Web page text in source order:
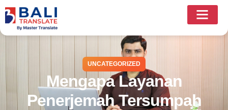
UNCATEGORIZED
Mengapa Layanan
Penerjemah Tersumpah